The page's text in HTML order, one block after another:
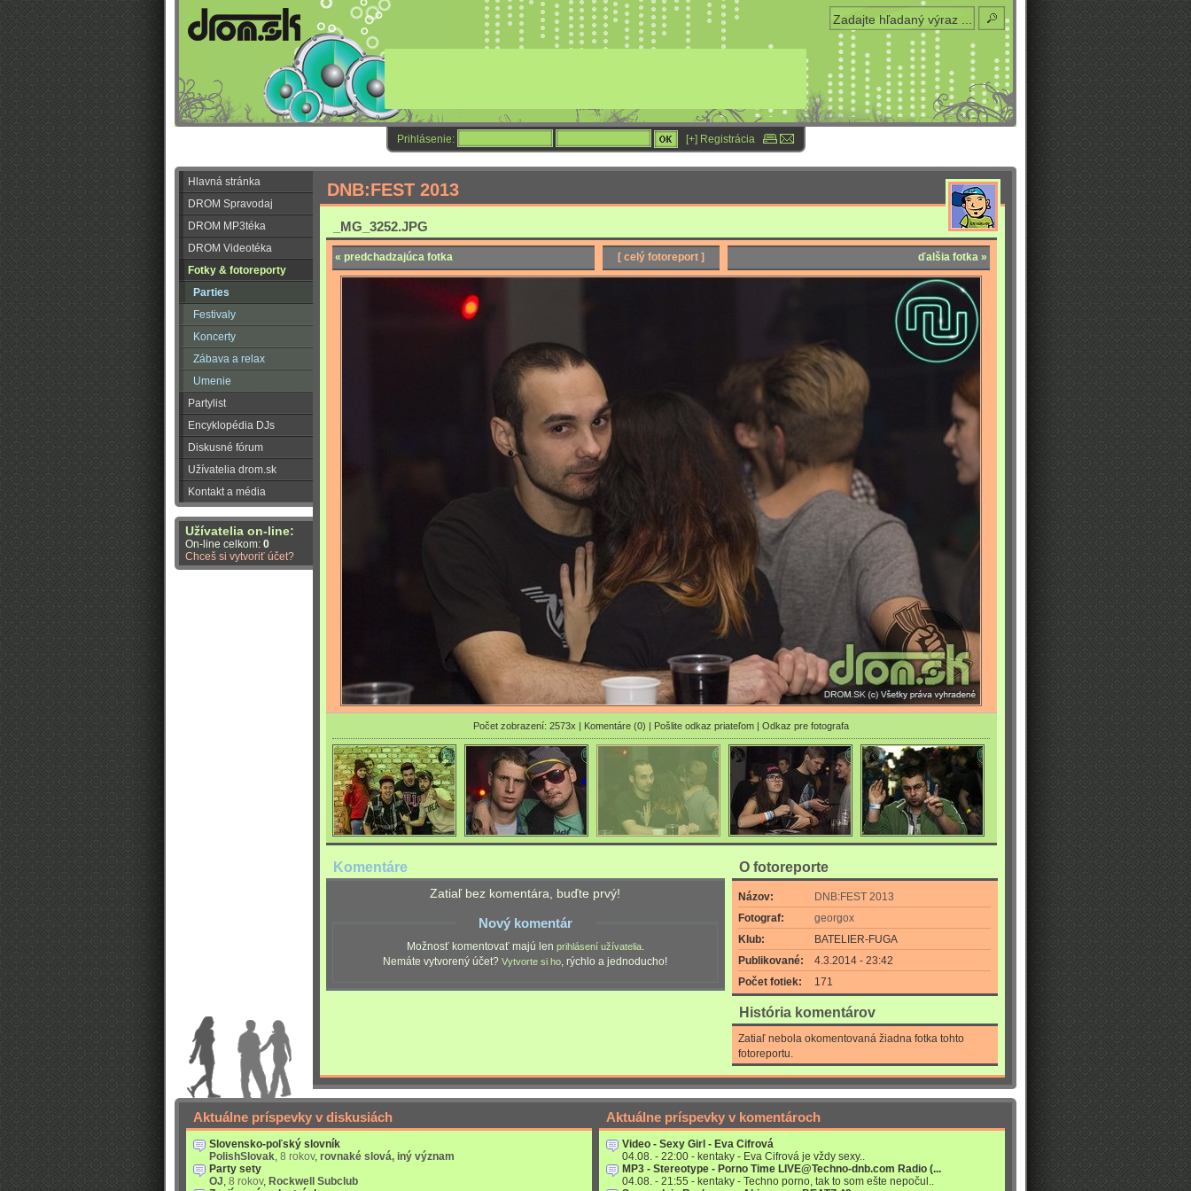
Prihlásenie: [+] Registrácia
Hlavná stránka
DROM Spravodaj
DROM MP3téka
DROM Videotéka
Fotky & fotoreporty
Parties
Festivaly
Koncerty
Zábava a relax
Umenie
Partylist
Encyklopédia DJs
Diskusné fórum
Užívatelia drom.sk
Kontakt a média
Užívatelia on-line:
On-line celkom: 0
Chceš si vytvoriť účet?
DNB:FEST 2013
_MG_3252.JPG
« predchadzajúca fotka [ celý fotoreport ] ďalšia fotka »
Počet zobrazení: 2573x | Komentáre (0) | Pošlite odkaz priateľom | Odkaz pre fotografa
Komentáre
Zatiaľ bez komentára, buďte prvý!
Nový komentár
Možnosť komentovať majú len prihlásení užívatelia.
Nemáte vytvorený účet? Vytvorte si ho , rýchlo a jednoducho!
O fotoreporte
Názov:
DNB:FEST 2013
Fotograf:
georgox
Klub:
BATELIER-FUGA
Publikované:
4.3.2014 - 23:42
Počet fotiek:
171
História komentárov
Zatiaľ nebola okomentovaná žiadna fotka tohto
fotoreportu.
Aktuálne príspevky v diskusiách
Slovensko-poľský slovník
PolishSlovak, 8 rokov, rovnaké slová, iný význam
Party sety
OJ, 8 rokov, Rockwell Subclub
Aktuálne príspevky v komentároch
Video - Sexy Girl - Eva Cifrová
04.08. - 22:00 - kentaky - Eva Cifrová je vždy sexy..
MP3 - Stereotype - Porno Time LIVE@Techno-dnb.com Radio (...
04.08. - 21:55 - kentaky - Techno porno, tak to som ešte nepočul..